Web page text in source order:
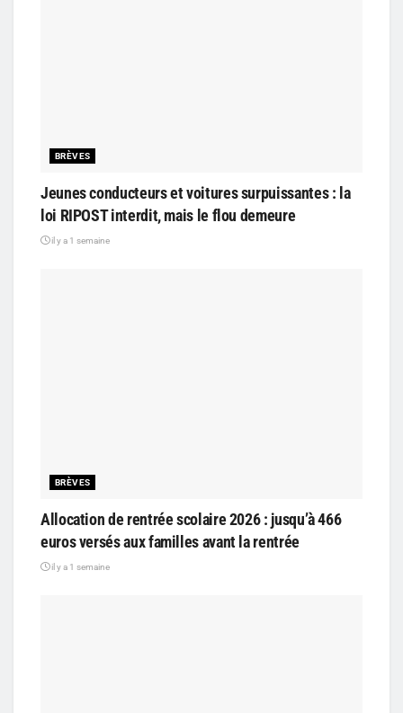
BRÈVES
Jeunes conducteurs et voitures surpuissantes : la
loi RIPOST interdit, mais le flou demeure
il y a 1 semaine
BRÈVES
Allocation de rentrée scolaire 2026 : jusqu’à 466
euros versés aux familles avant la rentrée
il y a 1 semaine